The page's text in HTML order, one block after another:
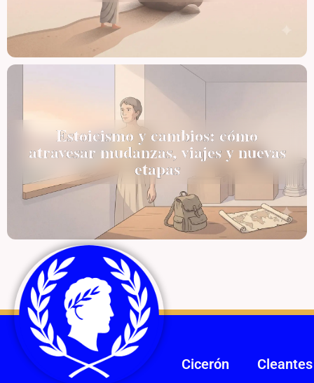
Estoicismo y cambios: cómo
atravesar mudanzas, viajes y nuevas
etapas
Cicerón
Cleantes